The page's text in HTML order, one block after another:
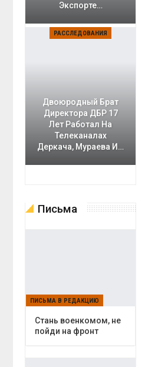
Экспорте…
РАССЛЕДОВАНИЯ
Двоюродный Брат
Директора ДБР 17
Лет Работал На
Телеканалах
Деркача, Мураева И…
Письма
ПИСЬМА В РЕДАКЦИЮ
Cтань военкомом, не
пойди на фронт